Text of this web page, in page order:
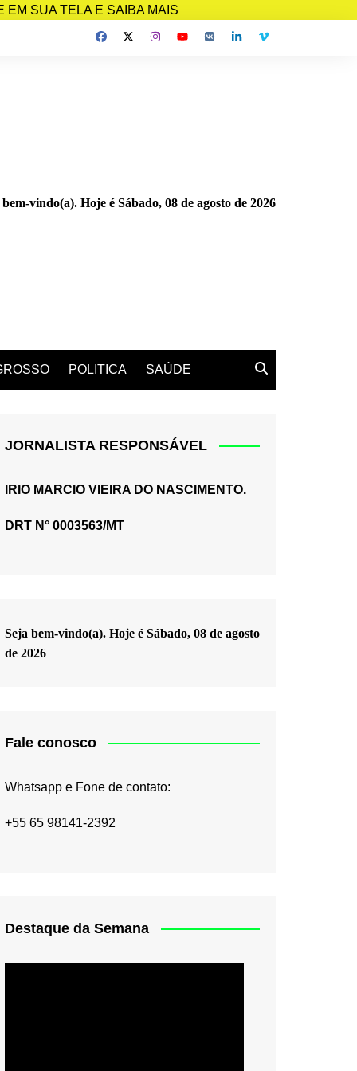
SUA TELA E SAIBA MAIS
bem-vindo(a). Hoje é Sábado, 08 de agosto de 2026
POLITICA SAÚDE
JORNALISTA RESPONSÁVEL
IRIO MARCIO VIEIRA DO NASCIMENTO.
DRT N° 0003563/MT
Seja bem-vindo(a). Hoje é Sábado, 08 de agosto
de 2026
Fale conosco
Whatsapp e Fone de contato:
+55 65 98141-2392
Destaque da Semana